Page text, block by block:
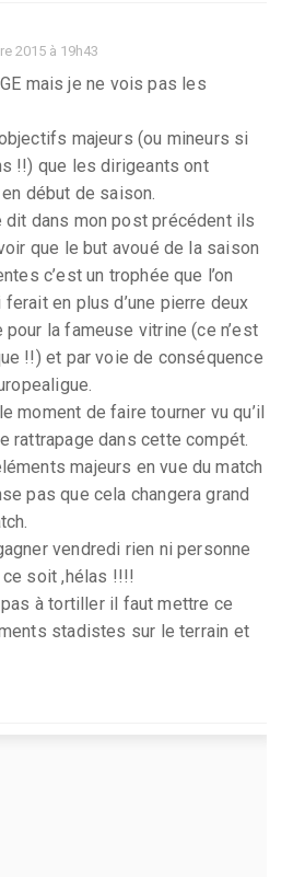
2015 à 19h43
mais je ne vois pas les
majeurs (ou mineurs si
!!) que les dirigeants ont
début de saison.
dit dans mon post précédent ils
que le but avoué de la saison
c’est un trophée que l’on
ferait en plus d’une pierre deux
la fameuse vitrine (ce n’est
!!) et par voie de conséquence
moment de faire tourner vu qu’il
rattrapage dans cette compét.
majeurs en vue du match
pas que cela changera grand
vendredi rien ni personne
ce soit ,hélas !!!!
pas à tortiller il faut mettre ce
stadistes sur le terrain et